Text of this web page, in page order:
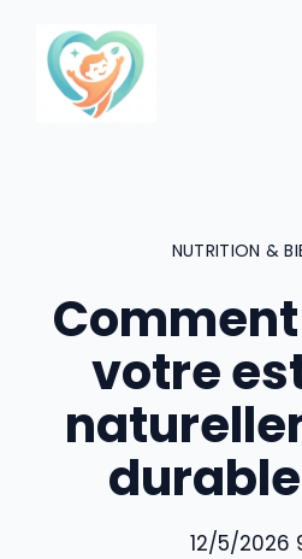
contenu
NUTRITION &
votre
12/5/2026